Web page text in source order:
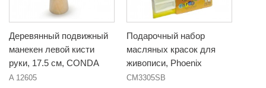
Деревянный подвижный
манекен левой кисти
руки, 17.5 см, CONDA
A 12605
Подарочный набор
масляных красок для
живописи, Phoenix
CM3305SB